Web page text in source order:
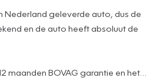
en de auto heeft absoluut de
maanden BOVAG garantie en het